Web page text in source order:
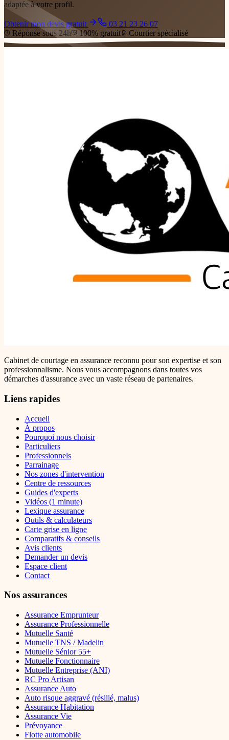
adaptée à votre profil.
Obtenir mon devis gratuit
03 21 23 26 07
Réponse sous 24h
100% gratuit Courtier spécialisé
Cabinet de courtage en assurance reconnu pour son expertise et son
professionnalisme. Nous vous accompagnons dans toutes vos
démarches d'assurance avec un vaste réseau de partenaires.
Liens rapides
Accueil
À propos
Pourquoi nous choisir
Particuliers
Professionnels
Parrainage
Nos zones d'intervention
Centre de ressources
Guides d'experts
Vidéos (1 minute)
Lexique assurance
Outils & calculateurs
Carte grise en ligne
Comparatifs & conseils
Avis clients
Demander un devis
Espace client
Contact
Nos assurances
Assurance Emprunteur
Assurance Professionnelle
Mutuelle Santé
Mutuelle TNS / Madelin
Mutuelle Sénior 55+
Mutuelle Fonctionnaire
Mutuelle Entreprise (ANI)
RC Pro Artisan
Assurance Auto
Auto risque aggravé (résilié, malus)
Assurance Habitation
Assurance Vie
Prévoyance
Flotte automobile